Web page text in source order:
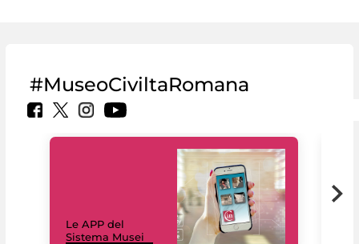
#MuseoCiviltaRomana
Le APP del
Sistema Musei